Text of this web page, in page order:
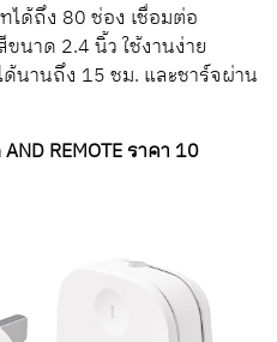
ได้ถึง 80 ช่อง เชื่อมต่อ
ขนาด 2.4 นิ้ว ใช้งานง่าย
นานถึง 15 ชม. และชาร์จผ่าน
AND REMOTE ราคา 10